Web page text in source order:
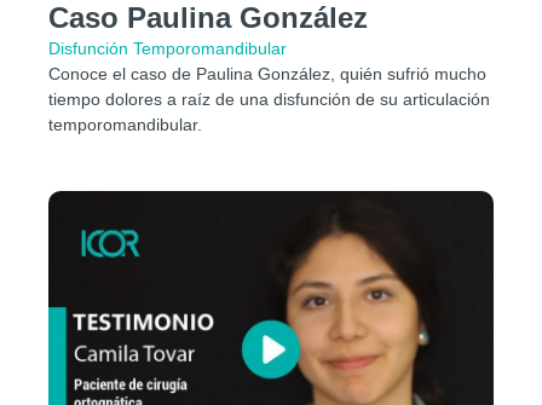
Caso Paulina González
Disfunción Temporomandibular​
Conoce el caso de Paulina González, quién sufrió mucho
tiempo dolores a raíz de una disfunción de su articulación
temporomandibular.